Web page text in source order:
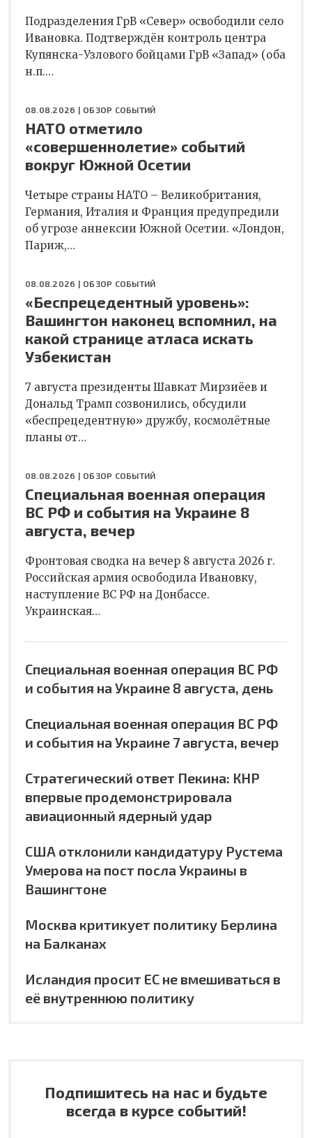
Подразделения ГрВ «Север» освободили село
Ивановка. Подтверждён контроль центра
Купянска-Узлового бойцами ГрВ «Запад» (оба
н.п.…
08.08.2026 | ОБЗОР СОБЫТИЙ
НАТО отметило
«совершеннолетие» событий
вокруг Южной Осетии
Четыре страны НАТО – Великобритания,
Германия, Италия и Франция предупредили
об угрозе аннексии Южной Осетии. «Лондон,
Париж,…
08.08.2026 | ОБЗОР СОБЫТИЙ
«Беспрецедентный уровень»:
Вашингтон наконец вспомнил, на
какой странице атласа искать
Узбекистан
7 августа президенты Шавкат Мирзиёев и
Дональд Трамп созвонились, обсудили
«беспрецедентную» дружбу, космолётные
планы от…
08.08.2026 | ОБЗОР СОБЫТИЙ
Специальная военная операция
ВС РФ и события на Украине 8
августа, вечер
Фронтовая сводка на вечер 8 августа 2026 г.
Российская армия освободила Ивановку,
наступление ВС РФ на Донбассе.
Украинская…
Специальная военная операция ВС РФ
и события на Украине 8 августа, день
Специальная военная операция ВС РФ
и события на Украине 7 августа, вечер
Стратегический ответ Пекина: КНР
впервые продемонстрировала
авиационный ядерный удар
США отклонили кандидатуру Рустема
Умерова на пост посла Украины в
Вашингтоне
Москва критикует политику Берлина
на Балканах
Исландия просит ЕС не вмешиваться в
её внутреннюю политику
Подпишитесь на нас и будьте
всегда в курсе событий!